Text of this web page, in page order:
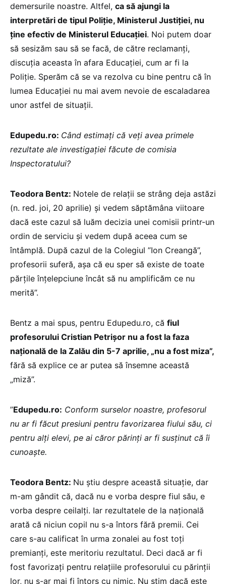
demersurile noastre. Altfel, ca să ajungi la
interpretări de tipul Poliție, Ministerul Justiției, nu
ține efectiv de Ministerul Educației. Noi putem doar
să sesizăm sau să se facă, de către reclamanți,
discuția aceasta în afara Educației, cum ar fi la
Poliție. Sperăm că se va rezolva cu bine pentru că în
lumea Educației nu mai avem nevoie de escaladarea
unor astfel de situații.
Edupedu.ro: Când estimați că veți avea primele
rezultate ale investigației făcute de comisia
Inspectoratului?
Teodora Bentz: Notele de relații se strâng deja astăzi
(n. red. joi, 20 aprilie) și vedem săptămâna viitoare
dacă este cazul să luăm decizia unei comisii printr-un
ordin de serviciu și vedem după aceea cum se
întâmplă. După cazul de la Colegiul ”Ion Creangă”,
profesorii suferă, așa că eu sper să existe de toate
părțile înțelepciune încât să nu amplificăm ce nu
merită”.
Bentz a mai spus, pentru Edupedu.ro, că fiul
profesorului Cristian Petrișor nu a fost la faza
națională de la Zalău din 5-7 aprilie, „nu a fost miza”,
fără să explice ce ar putea să însemne această
„miză”.
”Edupedu.ro: Conform surselor noastre, profesorul
nu ar fi făcut presiuni pentru favorizarea fiului său, ci
pentru alți elevi, pe ai căror părinți ar fi susținut că îi
cunoaște.
Teodora Bentz: Nu știu despre această situație, dar
m-am gândit că, dacă nu e vorba despre fiul său, e
vorba despre ceilalți. Iar rezultatele de la națională
arată că niciun copil nu s-a întors fără premii. Cei
care s-au calificat în urma zonalei au fost toți
premianți, este meritoriu rezultatul. Deci dacă ar fi
fost favorizați pentru relațiile profesorului cu părinții
lor, nu s-ar mai fi întors cu nimic. Nu știm dacă este